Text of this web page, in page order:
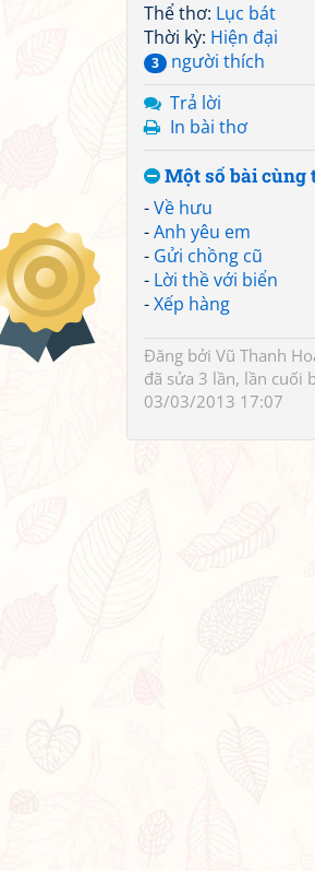
Thể thơ: Lục bát
Thời kỳ: Hiện đại
3
người thích
Trả lời
In bài thơ
Một số bài cùng
-Về hưu
-Anh yêu em
- Gửi chồng cũ
- Lời thề với biển
-Xếp hàng
Đăng bởi Vũ Thanh
đã sửa 3 lần, lần cuối
03/03/2013 17:07